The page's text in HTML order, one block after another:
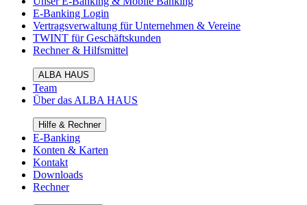
E-Banking Login
Vertragsverwaltung für Unternehmen & Vereine
TWINT für Geschäftskunden
Rechner & Hilfsmittel
ALBA HAUS
Team
Über das ALBA HAUS
Hilfe & Rechner
E-Banking
Konten & Karten
Kontakt
Downloads
Rechner